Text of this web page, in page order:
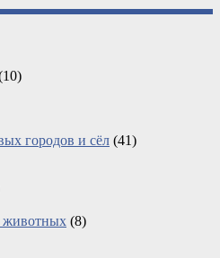
городов и сёл (41)
животных (8)